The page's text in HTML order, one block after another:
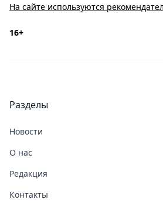
На сайте используются
16+
Разделы
Новости
О нас
Редакция
Контакты